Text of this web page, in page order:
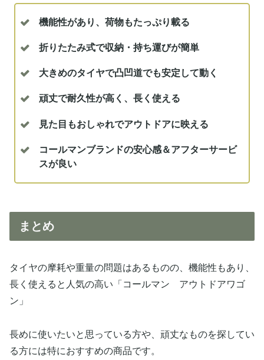
機能性があり、荷物もたっぷり載る
折りたたみ式で収納・持ち運びが簡単
大きめのタイヤで凸凹道でも安定して動く
頑丈で耐久性が高く、長く使える
見た目もおしゃれでアウトドアに映える
コールマンブランドの安心感＆アフターサービ
スが良い
まとめ
タイヤの摩耗や重量の問題はあるものの、機能性もあり、
長く使えると人気の高い「コールマン アウトドアワゴ
ン」
長めに使いたいと思っている方や、頑丈なものを探してい
る方には特におすすめの商品です。